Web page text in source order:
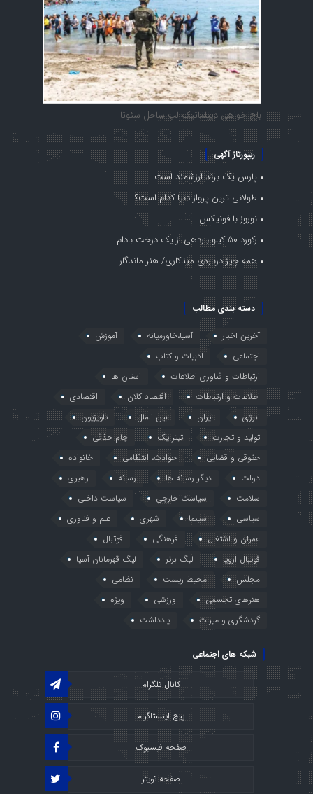
باج خواهی دیپلماتیک لب ساحل سئوتا
ریپورتاژ آگهی
پارس یک برند ارزشمند است
طولانی ترین پرواز دنیا کدام است؟
نوروز با فونیکس
رکورد ۵۰ کیلو باردهی از یک درخت بادام
همه چیز درباره‌ی میناکاری/ هنر ماندگار
دسته بندی مطالب
آخرین اخبار آسیا،خاورمیانه
آموزش
اجتماعی
ادبیات و کتاب
ارتباطات و فناوری اطلاعات
استان ها
اطلاعات و ارتباطات
اقتصاد کلان
اقتصادی
انرژی
ایران بین الملل
تلویزیون
تولید و تجارت
تیتر یک
جام حذفی
حقوقی و قضایی
حوادث، انتظامی
خانواده
دولت
دیگر رسانه ها رسانه
رهبری
سلامت
سیاست خارجی
سیاست داخلی
سیاسی
سینما شهری
علم و فناوری
عمران و اشتغال
فرهنگی
فوتبال
فوتبال اروپا
لیگ برتر
لیگ قهرمانان آسیا
مجلس
محیط زیست
نظامی
هنرهای تجسمی
ورزشی
ویژه
گردشگری و میراث
یادداشت
شبکه های اجتماعی
کانال تلگرام
پیج اینستاگرام
صفحه فیسبوک
صفحه تویتر